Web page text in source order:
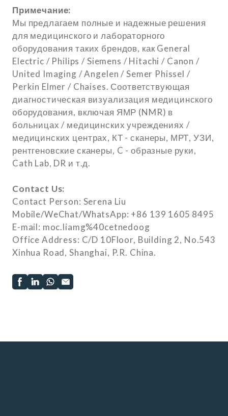
Примечание:
Мы предлагаем полные и надежные решения
для медицинского и лабораторного
оборудования таких брендов, как General
Electric / Philips / Siemens / Hitachi / Canon /
United Imaging / Angelen / Semer Phissel /
Perkin Elmer / Chaises. Соответствующая
диагностическая визуализация медицинского
оборудования, включая ЯМР (NMR) в
больницах / медицинских учреждениях /
медицинских центрах, КТ - сканеры, МРТ, УЗИ,
рентгеновские сканеры, C - образные руки,
Cath Lab, DR и т.д.
Contact Us:
Contact Person: Serena Liu
Mobile/WeChat/WhatsApp: +86 139 1605 8495
E-mail: moc.liamg%40cetnedoog
Office Address: C/D 10Floor, Building 2, No.543
Xinhua Road, Shanghai, P.R. China.